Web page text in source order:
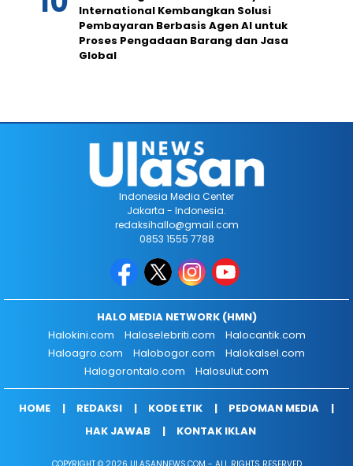
International Kembangkan Solusi
Pembayaran Berbasis Agen AI untuk
Proses Pengadaan Barang dan Jasa
Global
Indonesia Media Center
Jakarta - Indonesia.
redaksihallo@gmail.com
0853 1555 7788
HALO MEDIA NETWORK (HMN)
Halokini.com
Haloselebriti.com
Halocantik.com
Haloagro.com
Halobogor.com
Halokalsel.com
Halogorontalo.com
Halosulut.com
HOME REDAKSI KODE ETIK
PEDOMAN MEDIA
HAK JAWAB
KONTAK IKLAN